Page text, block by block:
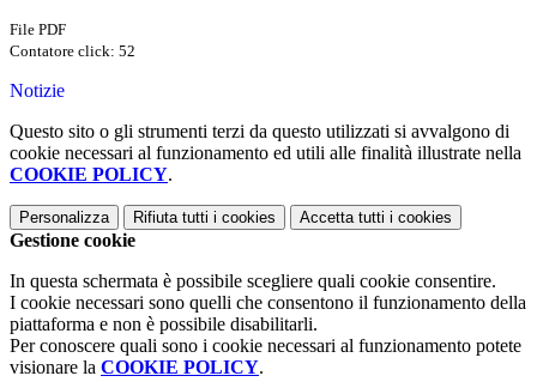
File PDF
Contatore click: 52
Notizie
Questo sito o gli strumenti terzi da questo utilizzati si avvalgono di
cookie necessari al funzionamento ed utili alle finalità illustrate nella
COOKIE POLICY.
Personalizza Rifiuta tutti i cookies Accetta tutti i cookies
Gestione cookie
In questa schermata è possibile scegliere quali cookie consentire.
I cookie necessari sono quelli che consentono il funzionamento della
piattaforma e non è possibile disabilitarli.
Per conoscere quali sono i cookie necessari al funzionamento potete
visionare la COOKIE POLICY.